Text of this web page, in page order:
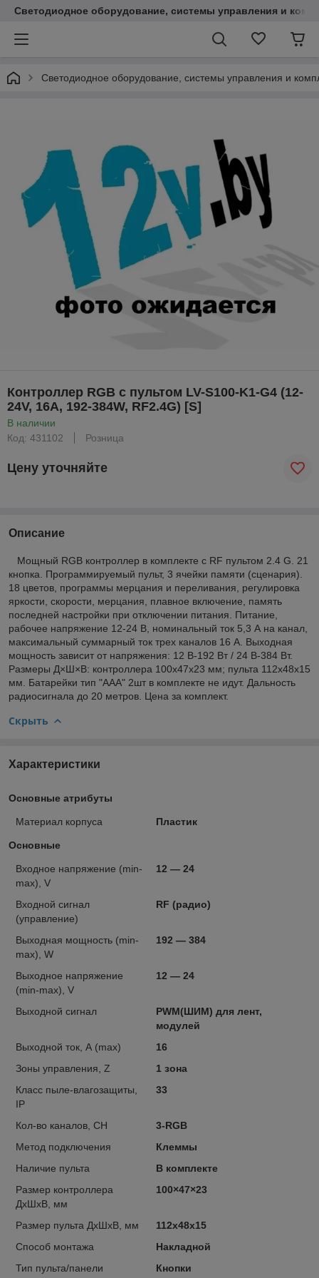
Светодиодное оборудование, системы управления и
Светодиодное оборудование, системы управления и
Контроллер RGB с пультом LV-S100-K1-G4 (12-
24V, 16А, 192-384W, RF2.4G) [S]
В наличии
Код: 431102
Розница
Цену уточняйте
Описание
Мощный RGB контроллер в комплекте с RF пультом 2.4 G. 21
кнопка. Программируемый пульт, 3 ячейки памяти (сценария).
18 цветов, программы мерцания и переливания, регулировка
яркости, скорости, мерцания, плавное включение, память
последней настройки при отключении питания. Питание,
рабочее напряжение 12-24 В, номинальный ток 5,3 А на канал,
максимальный суммарный ток трех каналов 16 А. Выходная
мощность зависит от напряжения: 12 В-192 Вт / 24 В-384 Вт.
Размеры Д×Ш×В: контроллера 100х47х23 мм; пульта 112х48х15
мм. Батарейки тип "ААА" 2шт в комплекте не идут. Дальность
радиосигнала до 20 метров. Цена за комплект.
Скрыть
Характеристики
Основные атрибуты
Материал корпуса Пластик
Основные
Входное напряжение (min-
max), V
12 — 24
Входной сигнал
(управление)
RF (радио)
Выходная мощность (min-
max), W
192 — 384
Выходное напряжение
(min-max), V
12 — 24
Выходной сигнал
PWM(ШИМ) для лент,
модулей
Выходной ток, А (max)
16
Зоны управления, Z
1 зона
Класс пыле-влагозащиты,
IP
33
Кол-во каналов, CH
3-RGB
Метод подключения
Клеммы
Наличие пульта
В комплекте
Размер контроллера
ДxШxВ, мм
100×47×23
Размер пульта ДxШxВ, мм
112х48х15
Способ монтажа
Накладной
Тип пульта/панели
Кнопки